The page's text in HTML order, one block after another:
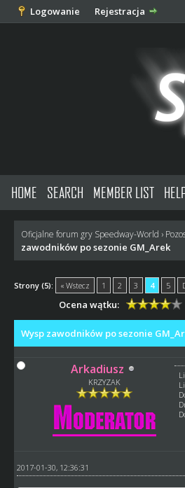
Logowanie Rejestracja
HOME SEARCH MEMBER LIST
Oficjalne forum gry Speedway-World ›
zawodników po sezonie GM_Arek
Strony (5): « Wstecz 1 2 3 4 5
Ocena wątku:
Wysp zawodników po sezonie
Arkadiusz
KRZYZAK
2017-01-30, 12:36:31